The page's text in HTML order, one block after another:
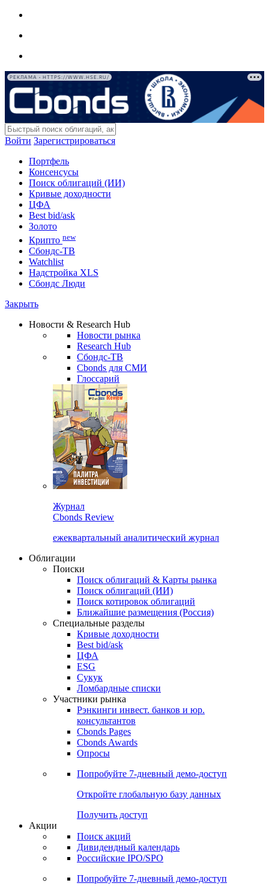
РЕКЛАМА • HTTPS://WWW.HSE.RU/
Войти Зарегистрироваться
Портфель
Консенсусы
Поиск облигаций (ИИ)
Кривые доходности
ЦФА
Best bid/ask
Золото
Крипто new
Сбондс-ТВ
Watchlist
Надстройка XLS
Сбондс Люди
Закрыть
Новости & Research Hub
Новости рынка
Research Hub
Сбондс-ТВ
Cbonds для СМИ
Глоссарий
Журнал
Cbonds Review
ежеквартальный аналитический журнал
Облигации
Поиски
Поиск облигаций & Карты рынка
Поиск облигаций (ИИ)
Поиск котировок облигаций
Ближайшие размещения (Россия)
Специальные разделы
Кривые доходности
Best bid/ask
ЦФА
ESG
Сукук
Ломбардные списки
Участники рынка
Рэнкинги инвест. банков и юр.
консультантов
Cbonds Pages
Cbonds Awards
Опросы
Попробуйте 7-дневный демо-доступ
Откройте глобальную базу данных
Получить доступ
Акции
Поиск акций
Дивидендный календарь
Российские IPO/SPO
Попробуйте 7-дневный демо-доступ